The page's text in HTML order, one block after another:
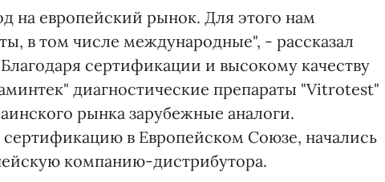
на европейский рынок. Для этого нам
в том числе международные", - рассказал
сертификации и высокому качеству
диагностические препараты "Vitrotest"
рынка зарубежные аналоги.
в Европейском Союзе, начались
компанию-дистрибутора.